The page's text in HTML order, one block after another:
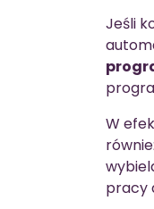
Jeśli
W
pracy